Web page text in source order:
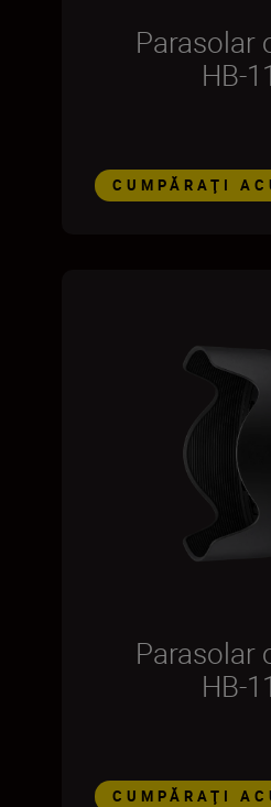
Parasolar
HB-
CUMPĂRAŢI
Parasolar
HB-
CUMPĂRAŢI